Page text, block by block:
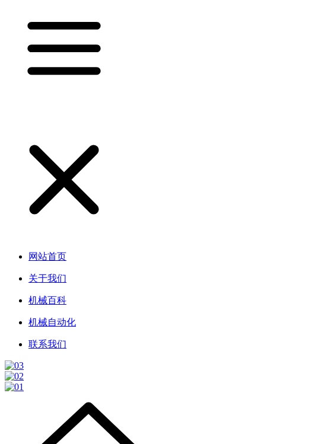
网站首页
关于我们
机械百科
机械自动化
联系我们